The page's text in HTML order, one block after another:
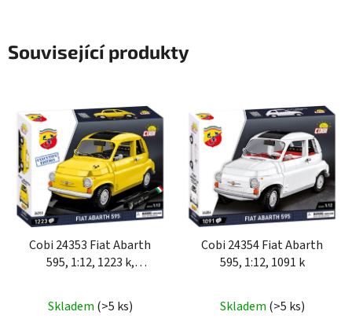
Související produkty
Cobi 24353 Fiat Abarth
595, 1:12, 1223 k,
Skladem (>5 ks)
Cobi 24354 Fiat Abarth
595, 1:12, 1091 k
Skladem (>5 ks)